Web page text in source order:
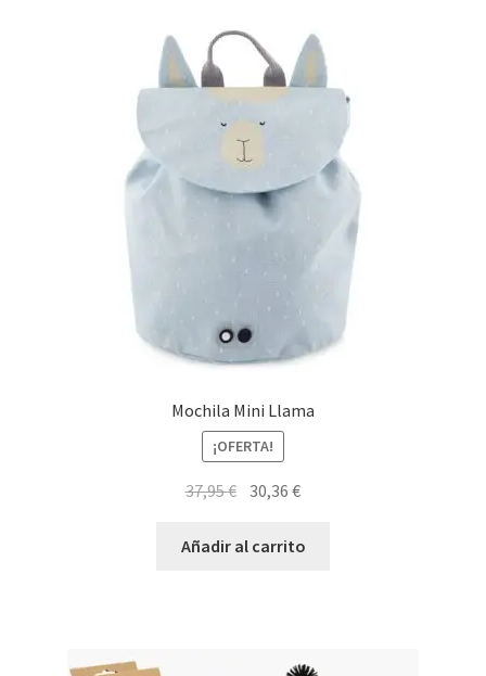
Mochila Mini Llama
¡OFERTA!
37,95€ El
original
30,36€El
actual
Añadir al carrito